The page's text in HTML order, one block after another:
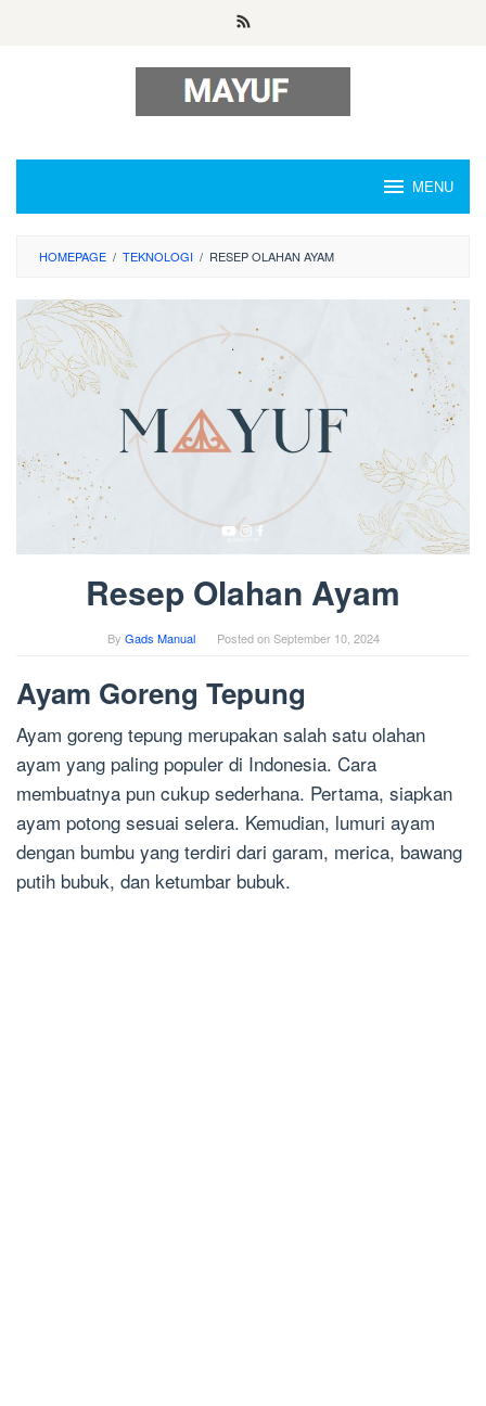
MENU
HOMEPAGE / TEKNOLOGI / RESEP OLAHAN AYAM
Resep Olahan Ayam
By Gads Manual Posted onSeptember 10, 2024
Ayam Goreng Tepung
Ayam goreng tepung merupakan salah satu olahan
ayam yang paling populer di Indonesia. Cara
membuatnya pun cukup sederhana. Pertama, siapkan
ayam potong sesuai selera. Kemudian, lumuri ayam
dengan bumbu yang terdiri dari garam, merica, bawang
putih bubuk, dan ketumbar bubuk.